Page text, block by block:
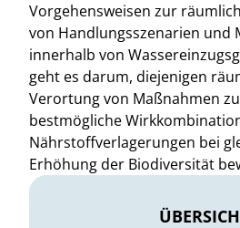
Vorgehensweisen zur
von Handlungsszenarien und
innerhalb von
geht es darum, diejenigen
Verortung von Maßnahmen
bestmögliche
Nährstoffverlagerungen bei
Erhöhung der Biodiversität